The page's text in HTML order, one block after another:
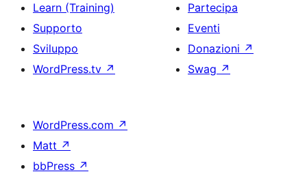
Learn (Training)
Supporto
Sviluppo
WordPress.tv ↗
Partecipa
Eventi
Donazioni ↗
Swag ↗
WordPress.com ↗
Matt ↗
bbPress ↗